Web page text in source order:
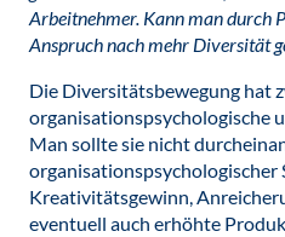
Arbeitnehmer. Kann man durch
Anspruch nach mehr Diversität
Die Diversitätsbewegung hat
organisationspsychologische
Man sollte sie nicht
organisationspsychologischer
Kreativitätsgewinn,
eventuell auch erhöhte